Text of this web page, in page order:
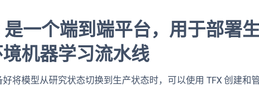
是一个端到端平台，用于部署
机器学习流水线
好将模型从研究状态切换到生产状态时，可以使用 TFX 创建和